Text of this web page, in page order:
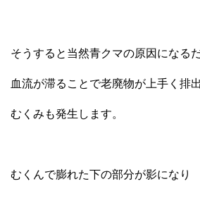
そうすると当然青クマの原因になる
血流が滞ることで老廃物が上手く排
むくみも発生します。
むくんで膨れた下の部分が影になり